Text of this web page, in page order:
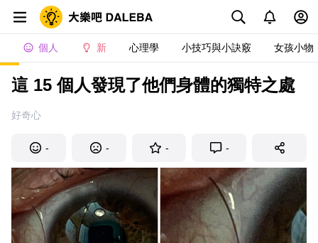
個人 新 心理學 小技巧與小訣竅 女孩小物
這 15 個人發現了他們身體的獨特之處
好奇心
- - - -